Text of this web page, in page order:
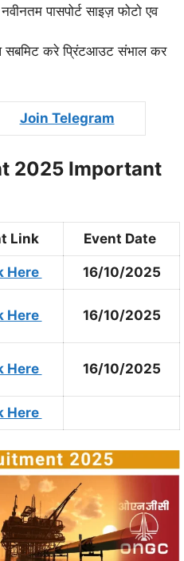
पासपोर्ट साइज़ फोटो एव
सबमिट करे प्रिंटआउट संभाल कर
Join Telegram
2025 Important
Link Event Date
Here 16/10/2025
Here 16/10/2025
Here 16/10/2025
Here